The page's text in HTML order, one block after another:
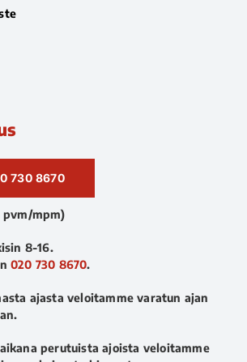
730 8670
mpm)
8-16.
020 730 8670.
ajasta veloitamme varatun ajan
perutuista ajoista veloitamme